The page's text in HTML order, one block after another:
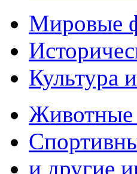
Мировые
Культура
Животные
и другие